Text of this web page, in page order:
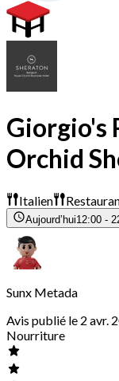
Giorgio's
Orchid
Italien
Aujourd’hui12:00 -
Sunx Metada
Avis publié le 2 avr.
Nourriture